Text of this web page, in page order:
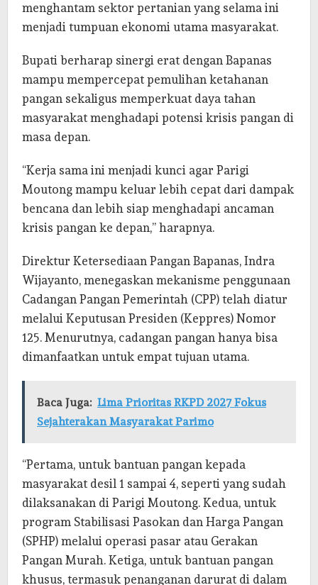
menghantam sektor pertanian yang selama ini
menjadi tumpuan ekonomi utama masyarakat.
Bupati berharap sinergi erat dengan Bapanas
mampu mempercepat pemulihan ketahanan
pangan sekaligus memperkuat daya tahan
masyarakat menghadapi potensi krisis pangan di
masa depan.
“Kerja sama ini menjadi kunci agar Parigi
Moutong mampu keluar lebih cepat dari dampak
bencana dan lebih siap menghadapi ancaman
krisis pangan ke depan,” harapnya.
Direktur Ketersediaan Pangan Bapanas, Indra
Wijayanto, menegaskan mekanisme penggunaan
Cadangan Pangan Pemerintah (CPP) telah diatur
melalui Keputusan Presiden (Keppres) Nomor
125. Menurutnya, cadangan pangan hanya bisa
dimanfaatkan untuk empat tujuan utama.
Baca Juga: Lima Prioritas RKPD 2027 Fokus
Sejahterakan Masyarakat Parimo
“Pertama, untuk bantuan pangan kepada
masyarakat desil 1 sampai 4, seperti yang sudah
dilaksanakan di Parigi Moutong. Kedua, untuk
program Stabilisasi Pasokan dan Harga Pangan
(SPHP) melalui operasi pasar atau Gerakan
Pangan Murah. Ketiga, untuk bantuan pangan
khusus, termasuk penanganan darurat di dalam